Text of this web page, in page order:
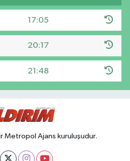
17:05
20:17
21:48
Metropol Ajans kuruluşudur.